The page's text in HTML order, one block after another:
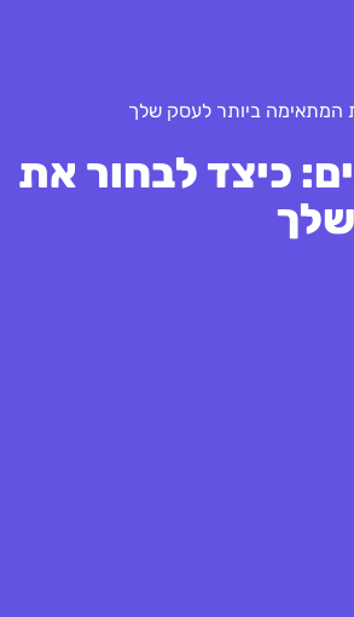
המתאימה ביותר לעסק שלך
כיצד לבחור את